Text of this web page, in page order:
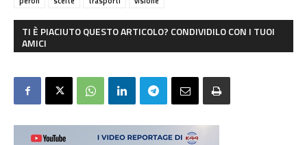
TI È PIACIUTO QUESTO ARTICOLO? CONDIVIDILO CON I TUOI
AMICI